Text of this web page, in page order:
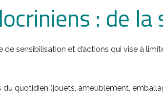
: de la
sensibilisation et d’actions qui vise à
quotidien (jouets, ameublement,